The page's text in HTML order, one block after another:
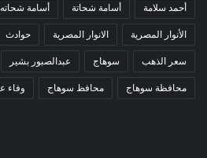
أحمد سلامة أسامة شحاتة أسامة شحاته
الأنوار المصرية الانوار المصرية حوادث
سعر الذهب سوهاج عبدالصبور بشير
محافظة سوهاج محافظ سوهاج وفاء